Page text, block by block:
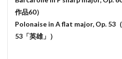
作品60）
Polonaise in A flat major, Op. 53
53「英雄」）